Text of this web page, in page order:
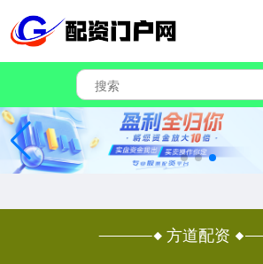
方道配资